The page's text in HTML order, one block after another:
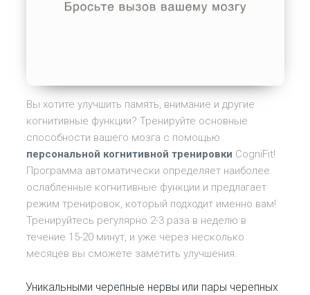
Вы хотите улучшить память, внимание и другие
когнитивные функции? Тренируйте основные
способности вашего мозга с помощью
персональной когнитивной тренировки CogniFit!
Программа автоматически определяет наиболее
ослабленные когнитивные функции и предлагает
режим тренировок, который подходит именно вам!
Тренируйтесь регулярно 2-3 раза в неделю в
течение 15-20 минут, и уже через несколько
месяцев вы сможете заметить улучшения.
Уникальными черепные нервы или пары черепных